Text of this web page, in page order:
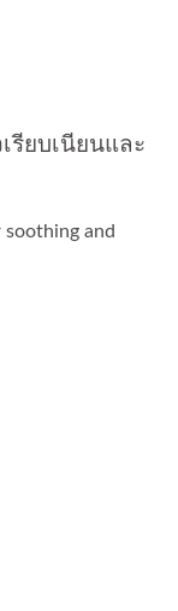
รียบเนียนและ
and